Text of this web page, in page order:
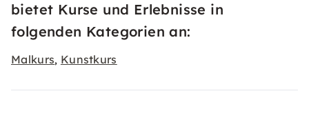
bietet Kurse und Erlebnisse in
folgenden Kategorien an:
Malkurs, Kunstkurs